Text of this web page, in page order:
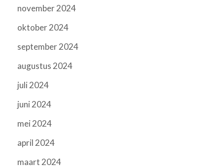
november 2024
oktober 2024
september 2024
augustus 2024
juli 2024
juni 2024
mei 2024
april 2024
maart 2024